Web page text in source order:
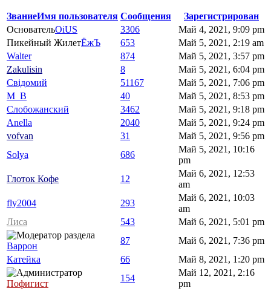
ЗваниеИмя пользователя Сообщения
Зарегистрирован
ОсновательOiUS 3306
Май 4, 2021, 9:09 pm
Пикейный ЖилетЁжЪ 653
Май 5, 2021, 2:19 am
Walter
874
Май 5, 2021, 3:57 pm
Zakulisin
8
Май 5, 2021, 6:04 pm
Свідомий
51167
Май 5, 2021, 7:06 pm
M_B
40
Май 5, 2021, 8:53 pm
Слобожанский
3462
Май 5, 2021, 9:18 pm
Anella
2040
Май 5, 2021, 9:24 pm
vofvan
31
Май 5, 2021, 9:56 pm
Solya
686
Май 5, 2021, 10:16
pm
Глоток Кофе
12
Май 6, 2021, 12:53
am
fly2004
293
Май 6, 2021, 10:03
am
Лиса
543 Май 6, 2021, 5:01 pm
Варрон
87
Май 6, 2021, 7:36 pm
Катейка
66 Май 8, 2021, 1:20 pm
Пофигист
154
Май 12, 2021, 2:16
pm